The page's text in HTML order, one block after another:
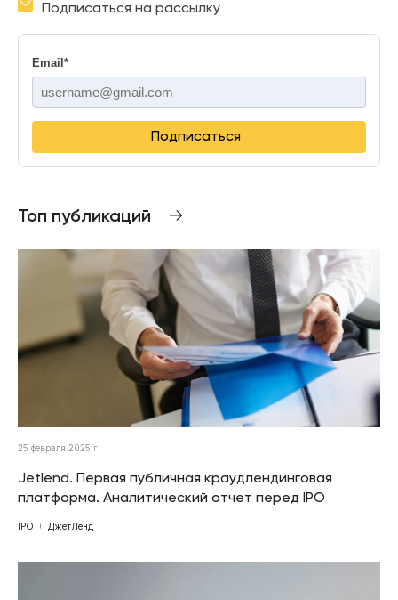
Подписаться на рассылку
Email *
Подписаться
Топ публикаций
25 февраля 2025 г.
Jetlend. Первая публичная краудлендинговая
платформа. Аналитический отчет перед IPO
IPO ДжетЛенд